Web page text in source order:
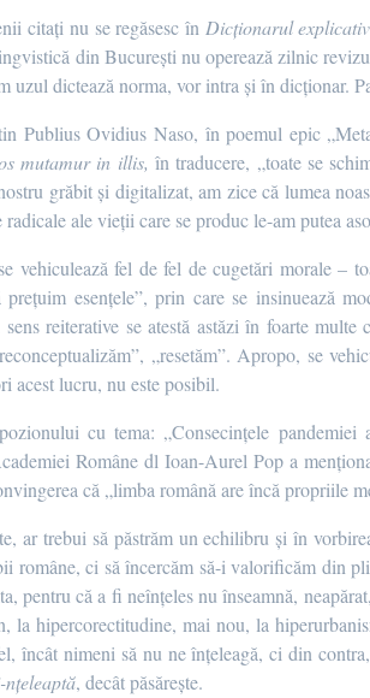
citați nu se regăsesc în Dicționarul
din București nu operează zilnic
uzul dictează norma, vor intra și în dicționar.
Publius Ovidius Naso, în poemul epic
mutamur in illis,în traducere, „toate se
grăbit și digitalizat, am zice că lumea
radicale ale vieții care se produc le-am putea
vehiculează fel de fel de cugetări morale –
prețuim esențele”, prin care se insinuează
sens reiterative se atestă astăzi în foarte
„resetăm”. Apropo, se
acest lucru, nu este posibil.
cu tema: „Consecințele
Române dl Ioan-Aurel Pop a
că „limba română are încă propriile
ar trebui să păstrăm un echilibru și în
române, ci să încercăm să-i valorificăm din
pentru că a fi neînțeles nu înseamnă,
la hipercorectitudine, mai nou, la
încât nimeni să nu ne înțeleagă, ci din
, decât păsărește.